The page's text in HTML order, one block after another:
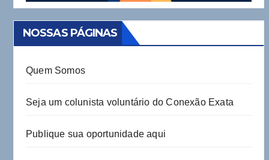
NOSSAS PÁGINAS
Quem Somos
Seja um colunista voluntário do Conexão Exata
Publique sua oportunidade aqui